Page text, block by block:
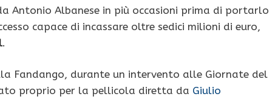
Antonio Albanese in più occasioni prima di portarlo
capace di incassare oltre sedici milioni di euro,
.
Fandango, durante un intervento alle Giornate del
proprio per la pellicola diretta da Giulio